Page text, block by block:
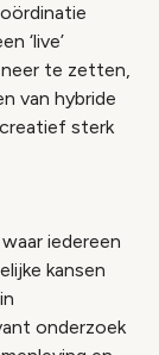
‘live’
te zetten,
van hybride
sterk
iedereen
kansen
onderzoek